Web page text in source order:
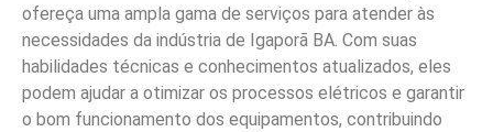
ofereça uma ampla gama de serviços para atender às
necessidades da indústria de Igaporã BA. Com suas
habilidades técnicas e conhecimentos atualizados, eles
podem ajudar a otimizar os processos elétricos e garantir
o bom funcionamento dos equipamentos, contribuindo